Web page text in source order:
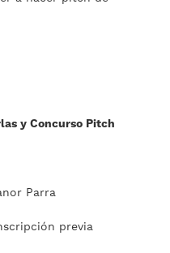
y Concurso Pitch
Parra
previa